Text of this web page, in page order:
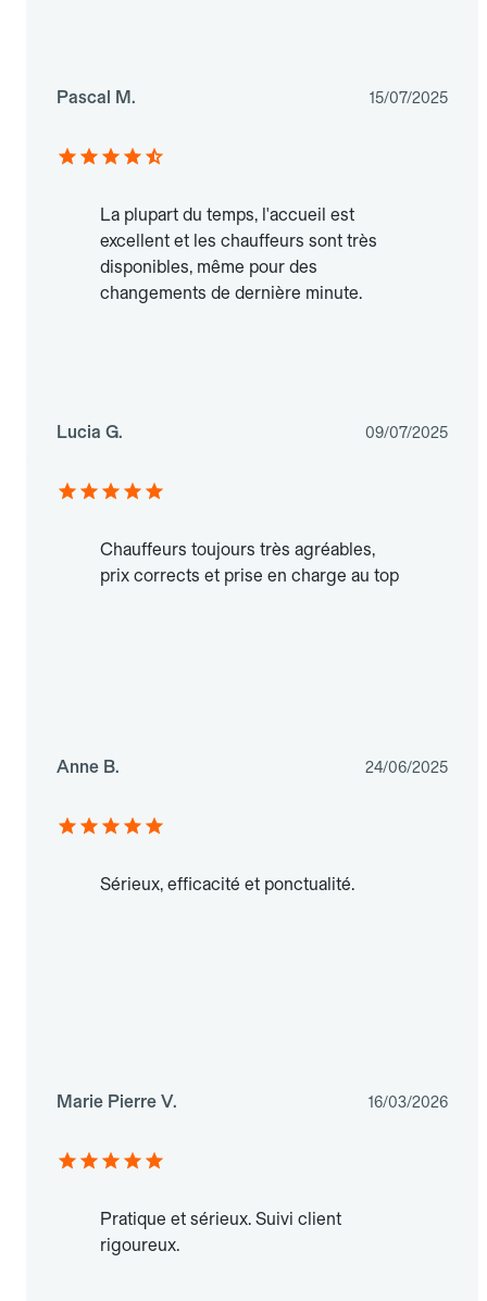
Pascal M. 15/07/2025
La plupart du temps, l'accueil est
excellent et les chauffeurs sont très
disponibles, même pour des
changements de dernière minute.
Lucia G. 09/07/2025
Chauffeurs toujours très agréables,
prix corrects et prise en charge au top
Anne B. 24/06/2025
Sérieux, efficacité et ponctualité.
Marie Pierre V. 16/03/2026
Pratique et sérieux. Suivi client
rigoureux.